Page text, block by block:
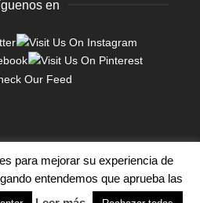
en
todos los derechos reservados.
Subir
para mejorar su experiencia de
entendemos que aprueba las